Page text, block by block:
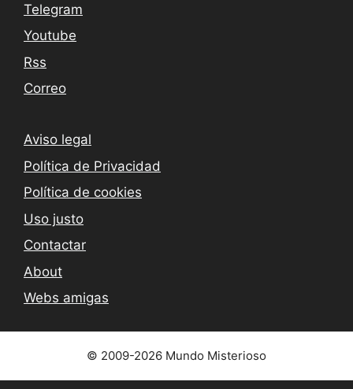
Telegram
Youtube
Rss
Correo
Aviso legal
Política de Privacidad
Política de cookies
Uso justo
Contactar
About
Webs amigas
© 2009-2026 Mundo Misterioso